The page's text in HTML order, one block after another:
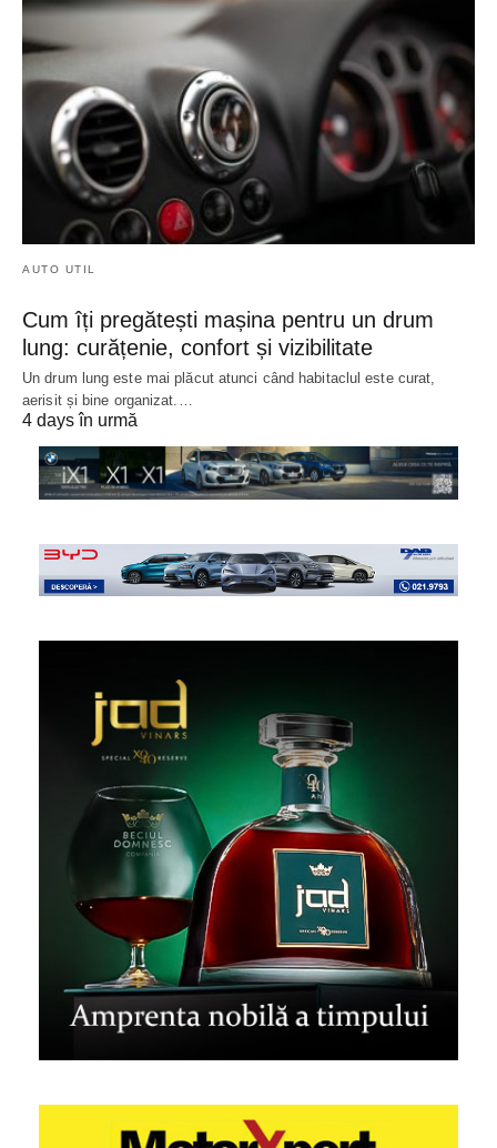
AUTO UTIL
Cum îți pregătești mașina pentru un drum
lung: curățenie, confort și vizibilitate
Un drum lung este mai plăcut atunci când habitaclul este curat,
aerisit și bine organizat.…
4 days în urmă